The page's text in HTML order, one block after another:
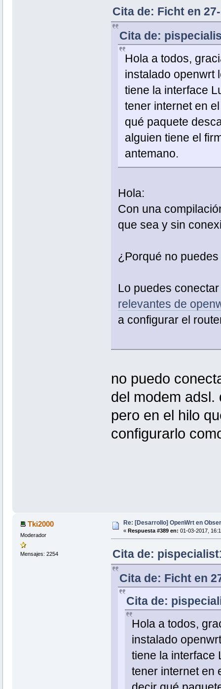
Cita de: Ficht en
Cita de:
Hola a todos,
instalado openwrt
tiene la interface
tener internet en
qué paquete
alguien tiene el
antemano.
Hola:
Con una
que sea y sin
¿Porqué no
Lo puedes
relevantes de
a configurar el
no puedo
del modem adsl.
pero en el hilo
configurarlo
Tki2000
Moderador
Mensajes: 2254
Re: [Desarrollo] OpenWrt en
« Respuesta #389 en: 01-03-2017,
Cita de:
Cita de: Ficht en
Cita de:
Hola a todos,
instalado
tiene la interface
tener internet en